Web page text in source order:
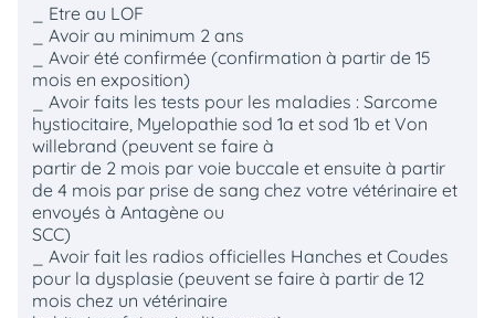
_ Etre au LOF
_ Avoir au minimum 2 ans
_ Avoir été confirmée (confirmation à partir de 15
mois en exposition)
_ Avoir faits les tests pour les maladies : Sarcome
hystiocitaire, Myelopathie sod 1a et sod 1b et Von
willebrand (peuvent se faire à
partir de 2 mois par voie buccale et ensuite à partir
de 4 mois par prise de sang chez votre vétérinaire et
envoyés à Antagène ou
SCC)
_ Avoir fait les radios officielles Hanches et Coudes
pour la dysplasie (peuvent se faire à partir de 12
mois chez un vétérinaire